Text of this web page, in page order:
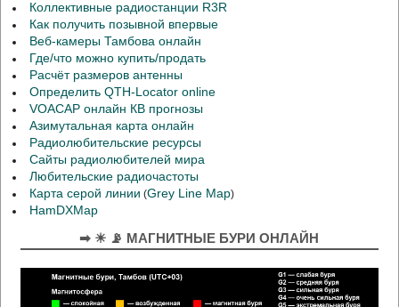
Коллективные радиостанции R3R
Как получить позывной впервые
Веб-камеры Тамбова онлайн
Где/что можно купить/продать
Расчёт размеров антенны
Определить QTH-Locator online
VOACAP онлайн КВ прогнозы
Азимутальная карта онлайн
Радиолюбительские ресурсы
Сайты радиолюбителей мира
Любительские радиочастоты
Карта серой линии (Grey Line Map)
HamDXMap
➡ ☀ 📡 МАГНИТНЫЕ БУРИ ОНЛАЙН